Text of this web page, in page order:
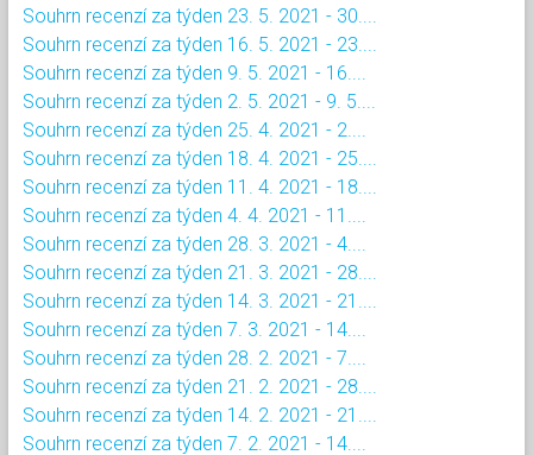
Souhrn recenzí za týden 23. 5. 2021 - 30....
Souhrn recenzí za týden 16. 5. 2021 - 23....
Souhrn recenzí za týden 9. 5. 2021 - 16....
Souhrn recenzí za týden 2. 5. 2021 - 9. 5....
Souhrn recenzí za týden 25. 4. 2021 - 2....
Souhrn recenzí za týden 18. 4. 2021 - 25....
Souhrn recenzí za týden 11. 4. 2021 - 18....
Souhrn recenzí za týden 4. 4. 2021 - 11....
Souhrn recenzí za týden 28. 3. 2021 - 4....
Souhrn recenzí za týden 21. 3. 2021 - 28....
Souhrn recenzí za týden 14. 3. 2021 - 21....
Souhrn recenzí za týden 7. 3. 2021 - 14....
Souhrn recenzí za týden 28. 2. 2021 - 7....
Souhrn recenzí za týden 21. 2. 2021 - 28....
Souhrn recenzí za týden 14. 2. 2021 - 21....
Souhrn recenzí za týden 7. 2. 2021 - 14....